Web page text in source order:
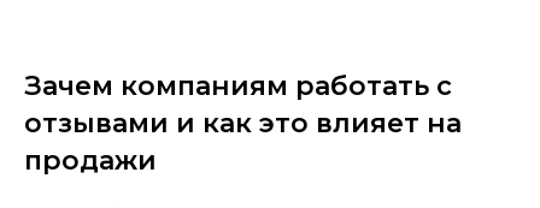
Зачем компаниям работать с
отзывами и как это влияет на
продажи